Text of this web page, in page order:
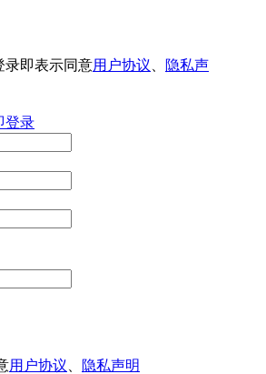
录即表示同意用户协议
隐私声
登录
用户协议
隐私声明